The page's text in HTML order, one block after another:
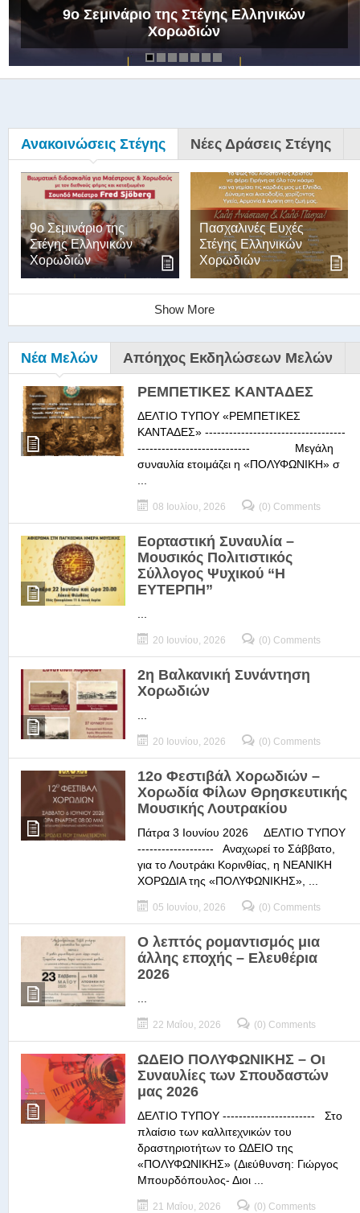
9ο Σεμινάριο της Στέγης Ελληνικών
Χορωδιών
Ανακοινώσεις Στέγης Νέες Δράσεις Στέγης
9ο Σεμινάριο της
Στέγης Ελληνικών
Χορωδιών
Πασχαλινές Ευχές
Στέγης Ελληνικών
Χορωδιών
Show More
Νέα Μελών Απόηχος Εκδηλώσεων Μελών
ΡΕΜΠΕΤΙΚΕΣ ΚΑΝΤΑΔΕΣ
ΔΕΛΤΙΟ ΤΥΠΟΥ «ΡΕΜΠΕΤΙΚΕΣ
ΚΑΝΤΑΔΕΣ» -----------------------------------
---------------------------- Μεγάλη
συναυλία ετοιμάζει η «ΠΟΛΥΦΩΝΙΚΗ» σ
08 Ιουλίου, 2026 (0) Comments
Εορταστική Συναυλία –
Μουσικός Πολιτιστικός
Σύλλογος Ψυχικού “Η
ΕΥΤΕΡΠΗ”
20 Ιουνίου, 2026 (0) Comments
2η Βαλκανική Συνάντηση
Χορωδιών
20 Ιουνίου, 2026 (0) Comments
12ο Φεστιβάλ Χορωδιών –
Χορωδία Φίλων Θρησκευτικής
Μουσικής Λουτρακίου
Πάτρα 3 Ιουνίου 2026 ΔΕΛΤΙΟ ΤΥΠΟΥ
------------------- Αναχωρεί το Σάββατο,
για το Λουτράκι Κορινθίας, η ΝΕΑΝΙΚΗ
ΧΟΡΩΔΙΑ της «ΠΟΛΥΦΩΝΙΚΗΣ», ...
05 Ιουνίου, 2026 (0) Comments
Ο λεπτός ρομαντισμός μια
άλλης εποχής – Ελευθέρια
2026
22 Μαΐου, 2026 (0) Comments
ΩΔΕΙΟ ΠΟΛΥΦΩΝΙΚΗΣ – Οι
Συναυλίες των Σπουδαστών
μας 2026
ΔΕΛΤΙΟ ΤΥΠΟΥ ----------------------- Στο
πλαίσιο των καλλιτεχνικών του
δραστηριοτήτων το ΩΔΕΙΟ της
«ΠΟΛΥΦΩΝΙΚΗΣ» (Διεύθυνση: Γιώργος
Μπουρδόπουλος- Διοι ...
21 Μαΐου, 2026 (0) Comments